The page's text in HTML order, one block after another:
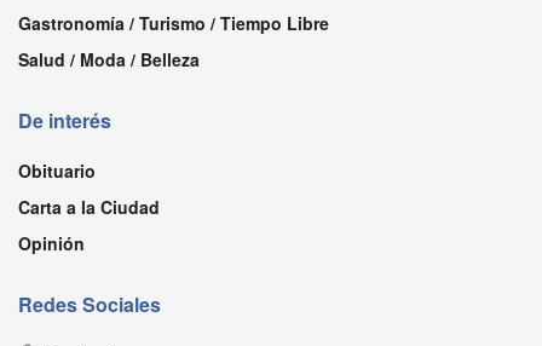
Gastronomía / Turismo / Tiempo Libre
Salud / Moda / Belleza
De interés
Obituario
Carta a la Ciudad
Opinión
Redes Sociales